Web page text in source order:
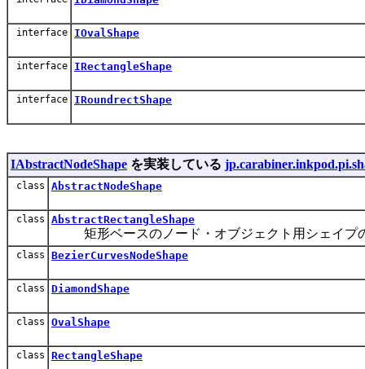
interface IOvalShape
interface IRectangleShape
interface IRoundrectShape
IAbstractNodeShape を実装している
class AbstractNodeShape
class AbstractRectangleShape
矩形ベースのノード・オブジェクト用シェイプ
class BezierCurvesNodeShape
class DiamondShape
class OvalShape
class RectangleShape